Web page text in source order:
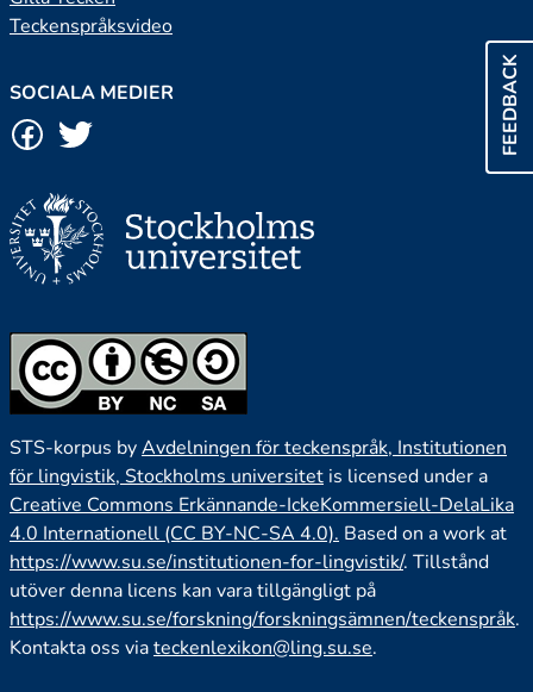
FEEDBACK
Teckenspråksvideo
SOCIALA MEDIER
STS-korpus byAvdelningen för teckenspråk, Institutionen
för lingvistik, Stockholms universitet is licensed under a
Creative Commons Erkännande-IckeKommersiell-DelaLika
4.0 Internationell (CC BY-NC-SA 4.0). Based on a work at
https://www.su.se/institutionen-for-lingvistik/. Tillstånd
utöver denna licens kan vara tillgängligt på
https://www.su.se/forskning/forskningsämnen/teckenspråk.
Kontakta oss viateckenlexikon@ling.su.se.